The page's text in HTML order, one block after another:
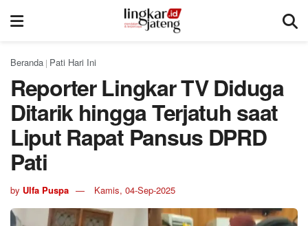
Beranda | Pati Hari Ini
Reporter Lingkar TV Diduga
Ditarik hingga Terjatuh saat
Liput Rapat Pansus DPRD
Pati
by Ulfa Puspa Kamis, 04-Sep-2025